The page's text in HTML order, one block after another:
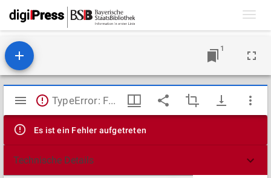
1
Mirador
Viewer
TypeError: Failed to fetch
Es ist ein Fehler aufgetreten
Technische Details